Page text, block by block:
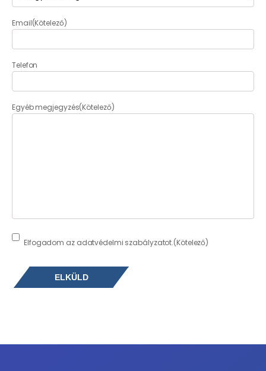
Email(Kötelező)
Telefon
Egyéb megjegyzés(Kötelező)
Consent(Kötelező)
Elfogadom az adatvédelmi szabályzatot.(Kötelező)